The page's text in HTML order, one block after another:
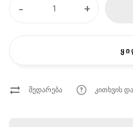
- +
Ყ Ი
შედარება კითხვის